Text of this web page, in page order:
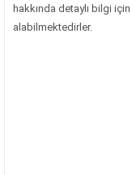
hakkında detaylı bilgi
alabilmektedirler.